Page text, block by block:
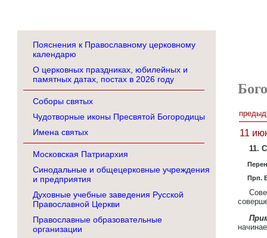
Пояснения к Православному церковному
календарю
О церковных праздниках, юбилейных и
памятных датах, постах в 2026 году
Соборы святых
Чудотворные иконы Пресвятой Богородицы
Имена святых
Московская Патриархия
Синодальные и общецерковные учреждения
и предприятия
Духовные учебные заведения Русской
Православной Церкви
Православные образовательные
организации
11
11.
Прп.